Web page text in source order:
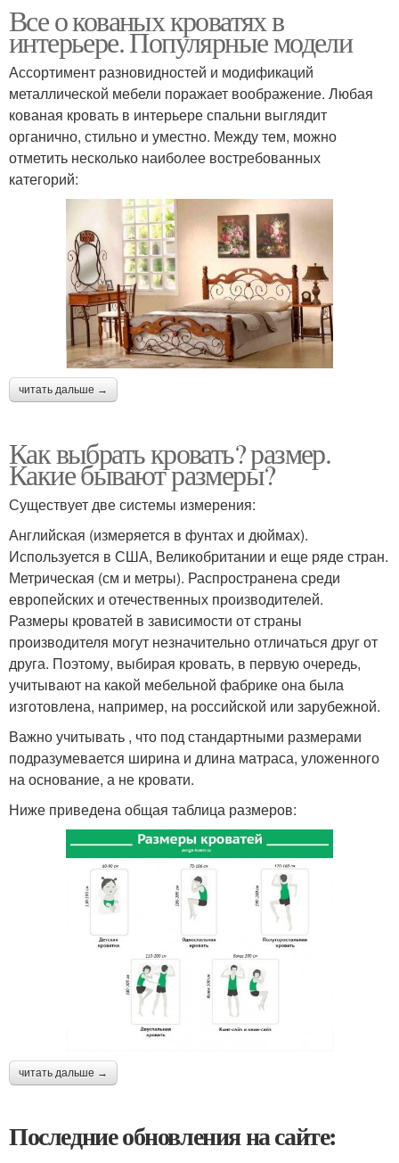
Все о кованых кроватях в
интерьере. Популярные модели
Ассортимент разновидностей и модификаций
металлической мебели поражает воображение. Любая
кованая кровать в интерьере спальни выглядит
органично, стильно и уместно. Между тем, можно
отметить несколько наиболее востребованных
категорий:
читать дальше →
Как выбрать кровать? размер.
Какие бывают размеры?
Существует две системы измерения:
Английская (измеряется в фунтах и дюймах).
Используется в США, Великобритании и еще ряде стран.
Метрическая (см и метры). Распространена среди
европейских и отечественных производителей.
Размеры кроватей в зависимости от страны
производителя могут незначительно отличаться друг от
друга. Поэтому, выбирая кровать, в первую очередь,
учитывают на какой мебельной фабрике она была
изготовлена, например, на российской или зарубежной.
Важно учитывать , что под стандартными размерами
подразумевается ширина и длина матраса, уложенного
на основание, а не кровати.
Ниже приведена общая таблица размеров:
читать дальше →
Последние обновления на сайте: